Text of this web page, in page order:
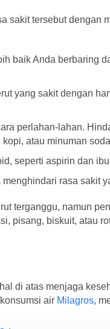
sakit tersebut dengan
baik Anda berbaring
yang sakit dengan
perlahan-lahan.
atau minuman
seperti aspirin dan
rasa sakit
terganggu, namun
pisang, biskuit, atau
di atas menjaga
air Milagros,